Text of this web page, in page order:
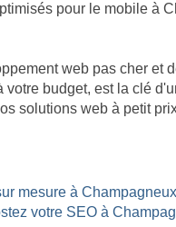
pour le mobile à
web pas cher et
budget, est la clé
solutions web à petit
mesure à
votre SEO à